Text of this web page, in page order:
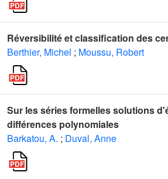
Réversibilité et classification des
Berthier, Michel ; Moussu, Robert
Sur les séries formelles solutions
différences polynomiales
Barkatou, A. ; Duval, Anne